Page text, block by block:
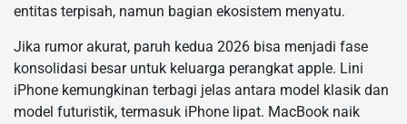
entitas terpisah, namun bagian ekosistem menyatu.
Jika rumor akurat, paruh kedua 2026 bisa menjadi fase
konsolidasi besar untuk keluarga perangkat apple. Lini
iPhone kemungkinan terbagi jelas antara model klasik dan
model futuristik, termasuk iPhone lipat. MacBook naik